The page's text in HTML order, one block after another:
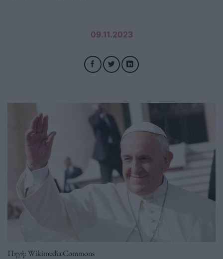
09.11.2023
Πηγή: Wikimedia Commons